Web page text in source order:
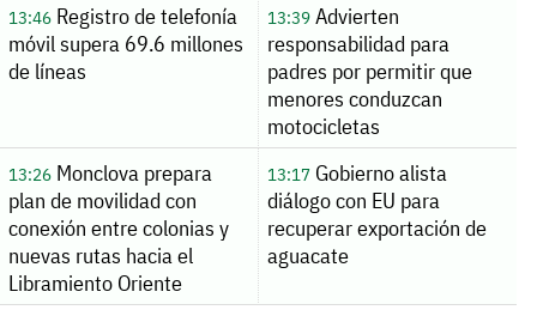
13:46Registro de telefonía
móvil supera 69.6 millones
de líneas
13:39Advierten
responsabilidad para
padres por permitir que
menores conduzcan
motocicletas
13:26Monclova prepara
plan de movilidad con
conexión entre colonias y
nuevas rutas hacia el
Libramiento Oriente
13:17Gobierno alista
diálogo con EU para
recuperar exportación de
aguacate